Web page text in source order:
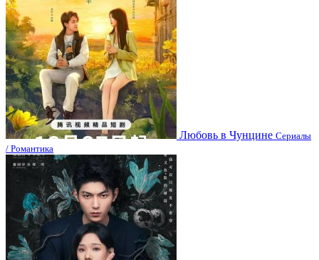
Любовь в Чунцине Сериалы
/ Романтика